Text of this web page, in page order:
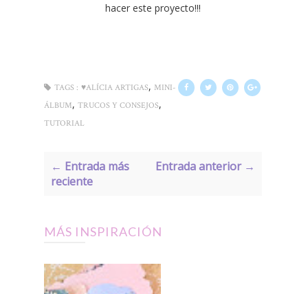
hacer este proyecto!!!
TAGS : ♥ALÍCIA ARTIGAS, MINI-
ÁLBUM, TRUCOS Y CONSEJOS,
TUTORIAL
← Entrada más
reciente
Entrada anterior →
MÁS INSPIRACIÓN